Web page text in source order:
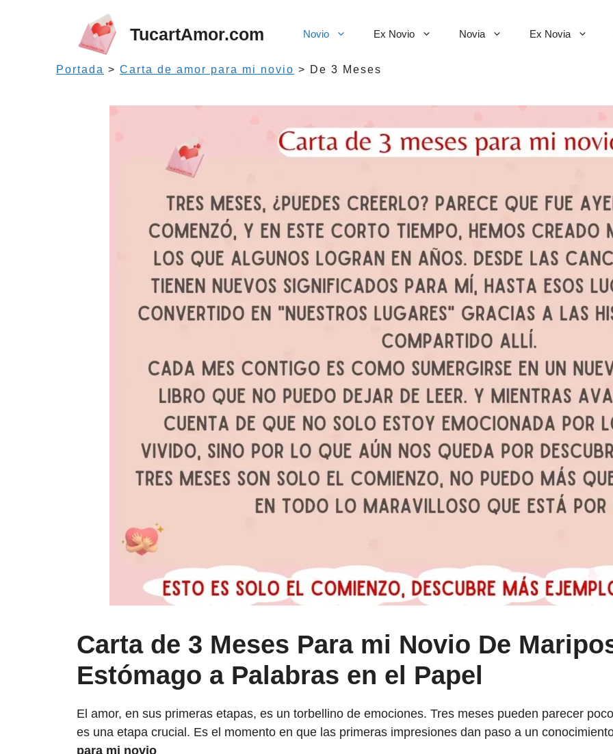
TucartAmor.com Novio Ex Novio Novia Ex Novia
Portada > Carta de amor para mi novio > De 3 Meses
Carta de 3 Meses Para mi Novio De
Estómago a Palabras en el Papel
El amor, en sus primeras etapas, es un torbellino de emociones. Tres meses pueden parecer
es una etapa crucial. Es el momento en que las primeras impresiones dan paso a un
para mi novio